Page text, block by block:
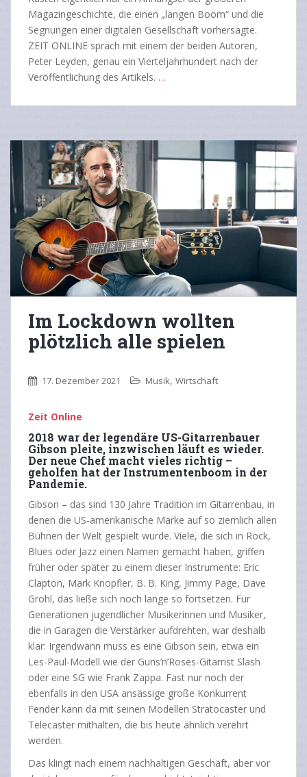
Magazingeschichte, die einen „langen Boom“ und die
Segnungen einer digitalen Gesellschaft vorhersagte.
ZEIT ONLINE sprach mit einem der beiden Autoren,
Peter Leyden, genau ein Vierteljahrhundert nach der
Veröffentlichung des Artikels. …
Im Lockdown wollten
plötzlich alle spielen
17. Dezember 2021 Musik, Wirtschaft
Zeit Online
2018 war der legendäre US-Gitarrenbauer
Gibson pleite, inzwischen läuft es wieder.
Der neue Chef macht vieles richtig –
geholfen hat der Instrumentenboom in der
Pandemie.
Gibson – das sind 130 Jahre Tradition im Gitarrenbau, in
denen die US-amerikanische Marke auf so ziemlich allen
Bühnen der Welt gespielt wurde. Viele, die sich in Rock,
Blues oder Jazz einen Namen gemacht haben, griffen
früher oder später zu einem dieser Instrumente: Eric
Clapton, Mark Knopfler, B. B. King, Jimmy Page, Dave
Grohl, das ließe sich noch lange so fortsetzen. Für
Generationen jugendlicher Musikerinnen und Musiker,
die in Garagen die Verstärker aufdrehten, war deshalb
klar: Irgendwann muss es eine Gibson sein, etwa ein
Les-Paul-Modell wie der Guns’n’Roses-Gitarrist Slash
oder eine SG wie Frank Zappa. Fast nur noch der
ebenfalls in den USA ansässige große Konkurrent
Fender kann da mit seinen Modellen Stratocaster und
Telecaster mithalten, die bis heute ähnlich verehrt
werden.
Das klingt nach einem nachhaltigen Geschäft, aber vor